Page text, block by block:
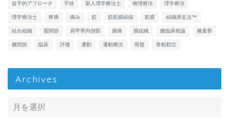
徒手的アプローチ 手技 新人理学療法士 物理療法 理学療法
理学療法士 疼痛 痛み 筋 筋筋膜経線 筋膜 組織滑走法™
結合組織 股関節 肩甲帯内側部 腰痛 膜組織 膝臨床推論 膝蓋骨
膝関節 臨床 評価 運動 運動療法 骨盤 骨粗鬆症
Archives